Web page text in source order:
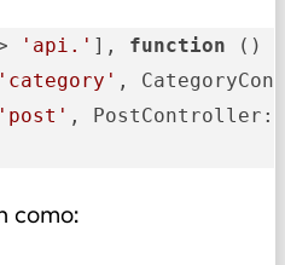
'api.' ], function () {
'category' ,
'post' , PostController::
como: